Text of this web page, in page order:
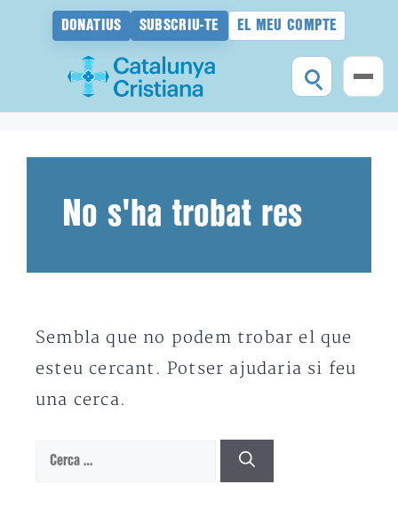
DONATIUS SUBSCRIU-TE EL MEU COMPTE
No s'ha trobat res
Sembla que no podem trobar el que
esteu cercant. Potser ajudaria si feu
una cerca.
Cerca: